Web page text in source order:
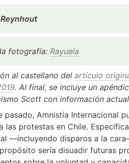
fotografía: Rayuela
al castellano del artículo
. Al final, se incluye un
Scott con información
pasado, Amnistía Internacional
las protestas en Chile.
—incluyendo disparos a la
sería disuadir futuras